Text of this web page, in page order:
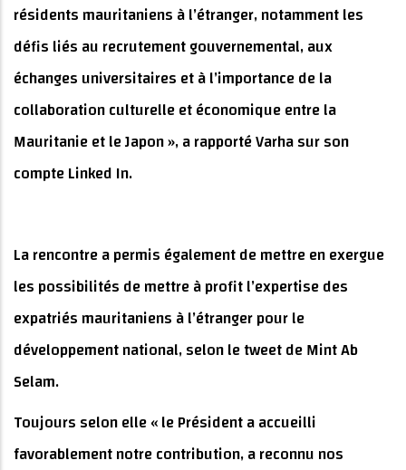
résidents mauritaniens à l’étranger, notamment les
défis liés au recrutement gouvernemental, aux
échanges universitaires et à l’importance de la
collaboration culturelle et économique entre la
Mauritanie et le Japon », a rapporté Varha sur son
compte Linked In.
La rencontre a permis également de mettre en exergue
les possibilités de mettre à profit l’expertise des
expatriés mauritaniens à l’étranger pour le
développement national, selon le tweet de Mint Ab
Selam.
Toujours selon elle « le Président a accueilli
favorablement notre contribution, a reconnu nos